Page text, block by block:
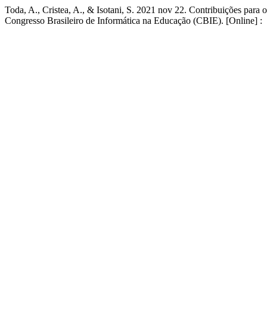
Toda, A., Cristea, A., & Isotani, S. 2021 nov 22. Contribuições para
Congresso Brasileiro de Informática na Educação (CBIE). [Online] :